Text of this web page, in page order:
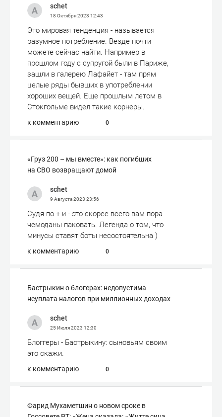
schet
18 Октября 2023 12:43
Это мировая тенденция - называется
разумное потребление. Везде почти
можете сейчас найти. Например в
прошлом году с супругой были в Париже,
зашли в галерею Лафайет - там прям
целые ряды бывших в употреблении
хороших вещей. Еще прошлым летом в
Стокгольме видел такие корнеры.
к комментарию 0
«Груз 200 – мы вместе»: как погибших
на СВО возвращают домой
schet
9 Августа 2023 23:56
Судя по + и - это скорее всего вам пора
чемоданы паковать. Легенда о том, что
минусы ставят боты несостоятельна )
к комментарию 0
Бастрыкин о блогерах: недопустима
неуплата налогов при миллионных доходах
schet
25 Июля 2023 12:30
Блоггеры - Бастрыкину: сыновьям своим
это скажи.
к комментарию 0
Фарид Мухаметшин о новом сроке в